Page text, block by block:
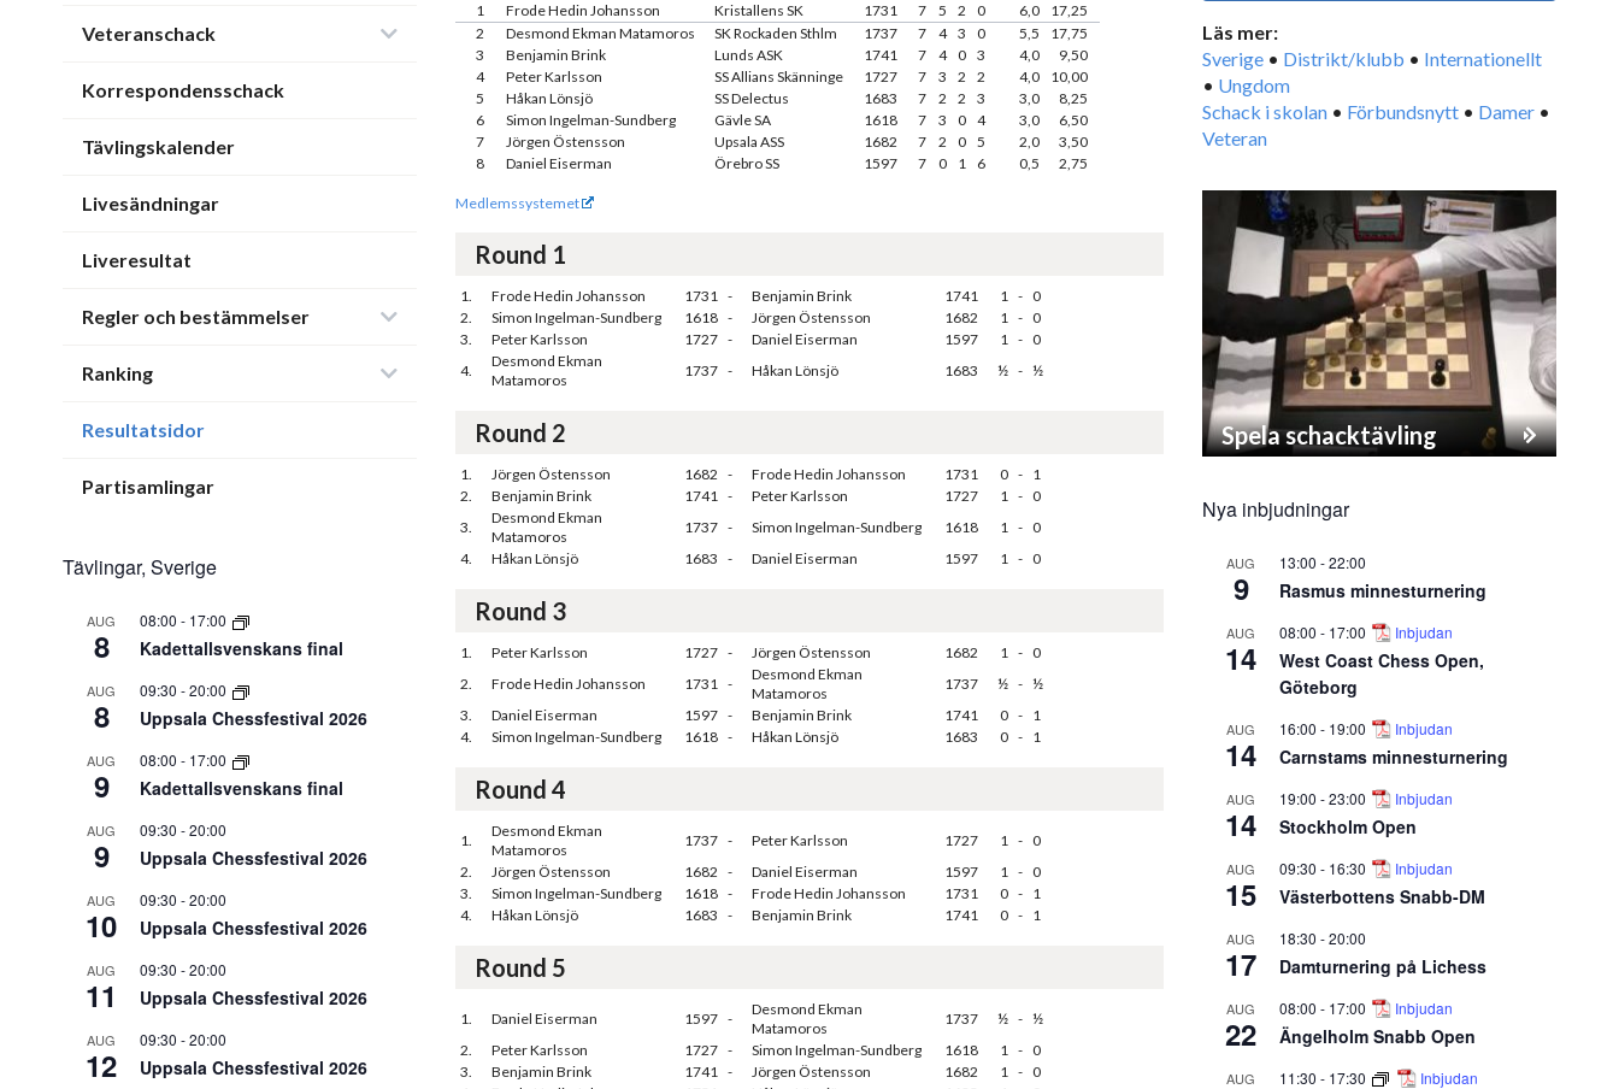
Veteranschack
Korrespondensschack
Tävlingskalender
Livesändningar
Liveresultat
Regler och bestämmelser
Ranking
Resultatsidor
Partisamlingar
Tävlingar, Sverige
AUG
8
08:00 - 17:00
Kadettallsvenskans final
AUG
8
09:30 -20:00
Uppsala Chessfestival 2026
AUG
9
08:00 - 17:00
Kadettallsvenskans final
AUG
9
09:30 -20:00
Uppsala Chessfestival 2026
AUG
10
09:30 -20:00
Uppsala Chessfestival 2026
AUG
11
09:30 -20:00
Uppsala Chessfestival 2026
AUG
12
09:30 -20:00
Uppsala Chessfestival 2026
1
Frode Hedin Johansson Kristallens SK 1731 7 5 2 0 6,0
17,25
2
Desmond Ekman Matamoros SK Rockaden Sthlm 1737 7 4 3 0 5,5
17,75
3
Benjamin Brink Lunds ASK 1741 7 4 0 3 4,0
9,50
4
Peter Karlsson SS Allians Skänninge 1727 7 3 2 2 4,0
10,00
5
Håkan Lönsjö SS Delectus 1683 7 2 2 3 3,0
8,25
6
Simon Ingelman-Sundberg Gävle SA 1618 7 3 0 4 3,0
6,50
7
Jörgen Östensson Upsala ASS 1682 7 2 0 5 2,0
3,50
8
Daniel Eiserman Örebro SS 1597 7 0 1 6 0,5 2,75
Medlemssystemet
Round 1
1. Frode Hedin Johansson 1731 - Benjamin Brink 1741 1 - 0
2.
Simon Ingelman-Sundberg 1618 - Jörgen Östensson 1682 1 - 0
3.
Peter Karlsson 1727 - Daniel Eiserman 1597 1 - 0
4.
Desmond Ekman
Matamoros
1737 - Håkan Lönsjö 1683 ½ - ½
Round 2
1. Jörgen Östensson 1682 - Frode Hedin Johansson 1731 0 - 1
2.
Benjamin Brink 1741 - Peter Karlsson 1727 1 - 0
3.
Desmond Ekman
Matamoros
1737 - Simon Ingelman-Sundberg 1618 1 - 0
4.
Håkan Lönsjö 1683 - Daniel Eiserman 1597 1 - 0
Round 3
1. Peter Karlsson 1727 - Jörgen Östensson 1682 1 - 0
2.
Frode Hedin Johansson 1731 -
Desmond Ekman
Matamoros
1737 ½ - ½
3.
Daniel Eiserman 1597 - Benjamin Brink 1741 0 - 1
4.
Simon Ingelman-Sundberg 1618 - Håkan Lönsjö 1683 0 - 1
Round 4
1.
Desmond Ekman
Matamoros
1737 - Peter Karlsson 1727 1 - 0
2.
Jörgen Östensson 1682 - Daniel Eiserman 1597 1 - 0
3.
Simon Ingelman-Sundberg 1618 - Frode Hedin Johansson 1731 0 - 1
4.
Håkan Lönsjö 1683 - Benjamin Brink 1741 0 - 1
Round 5
1. Daniel Eiserman 1597 -
Desmond Ekman
Matamoros
1737 ½ - ½
2.
Peter Karlsson 1727 - Simon Ingelman-Sundberg 1618 1 - 0
3.
Benjamin Brink 1741 - Jörgen Östensson 1682 1 - 0
Läs mer:
Sverige • Distrikt/klubb • Internationellt
• Ungdom
Schack i skolan • Förbundsnytt • Damer •
Veteran
Spela schacktävling
Nya inbjudningar
AUG
9
13:00 -22:00
Rasmus minnesturnering
AUG
14
08:00 - 17:00 Inbjudan
West Coast Chess Open,
Göteborg
AUG
14
16:00 - 19:00 Inbjudan
Carnstams minnesturnering
AUG
14
19:00 -23:00 Inbjudan
Stockholm Open
AUG
15
09:30 - 16:30 Inbjudan
Västerbottens Snabb-DM
AUG
17
18:30 -20:00
Damturnering på Lichess
AUG
22
08:00 - 17:00 Inbjudan
Ängelholm Snabb Open
AUG 11:30 - 17:30 Inbjudan